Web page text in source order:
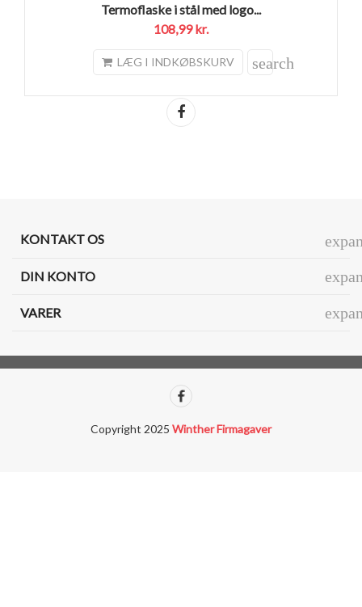
Termoflaske i stål med logo...
108,99 kr.
LÆG I INDKØBSKURV search
KONTAKT OS
DIN KONTO
VARER
Copyright 2025 Winther Firmagaver